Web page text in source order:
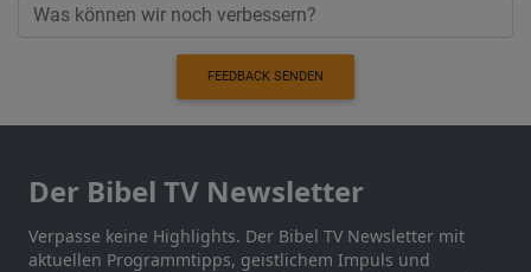
FEEDBACK SENDEN
Der Bibel TV Newsletter
Verpasse keine Highlights. Der Bibel TV Newsletter mit
aktuellen Programmtipps, geistlichem Impuls und